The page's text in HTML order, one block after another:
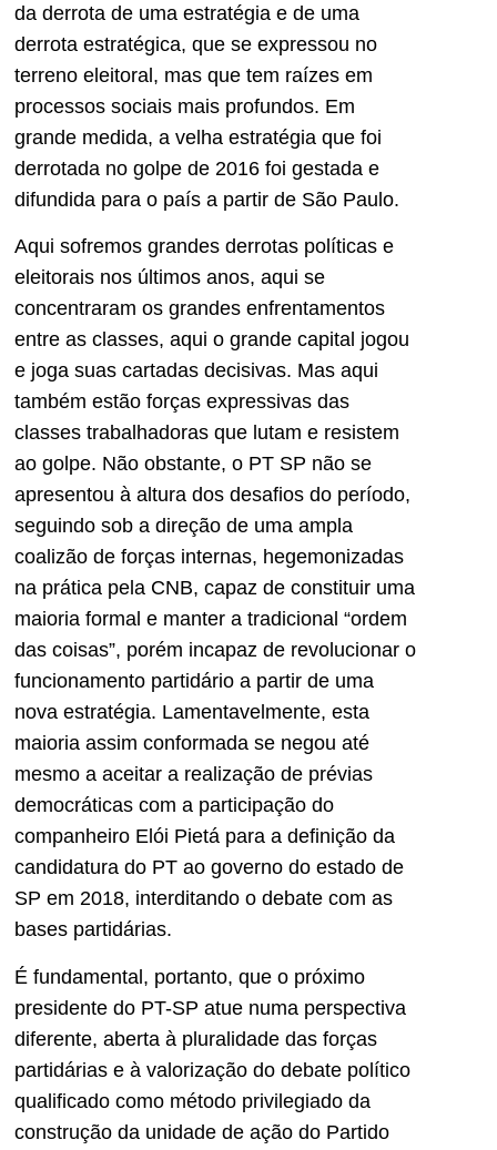
da derrota de uma estratégia e de uma
derrota estratégica, que se expressou no
terreno eleitoral, mas que tem raízes em
processos sociais mais profundos. Em
grande medida, a velha estratégia que foi
derrotada no golpe de 2016 foi gestada e
difundida para o país a partir de São Paulo.
Aqui sofremos grandes derrotas políticas e
eleitorais nos últimos anos, aqui se
concentraram os grandes enfrentamentos
entre as classes, aqui o grande capital jogou
e joga suas cartadas decisivas. Mas aqui
também estão forças expressivas das
classes trabalhadoras que lutam e resistem
ao golpe. Não obstante, o PT SP não se
apresentou à altura dos desafios do período,
seguindo sob a direção de uma ampla
coalizão de forças internas, hegemonizadas
na prática pela CNB, capaz de constituir uma
maioria formal e manter a tradicional “ordem
das coisas”, porém incapaz de revolucionar o
funcionamento partidário a partir de uma
nova estratégia. Lamentavelmente, esta
maioria assim conformada se negou até
mesmo a aceitar a realização de prévias
democráticas com a participação do
companheiro Elói Pietá para a definição da
candidatura do PT ao governo do estado de
SP em 2018, interditando o debate com as
bases partidárias.
É fundamental, portanto, que o próximo
presidente do PT-SP atue numa perspectiva
diferente, aberta à pluralidade das forças
partidárias e à valorização do debate político
qualificado como método privilegiado da
construção da unidade de ação do Partido